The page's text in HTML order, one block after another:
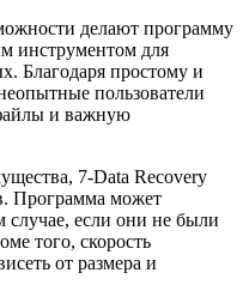
делают программу
инструментом для
Благодаря простому и
пользователи
и важную
7-Data Recovery
Программа может
случае, если они не были
того, скорость
от размера и